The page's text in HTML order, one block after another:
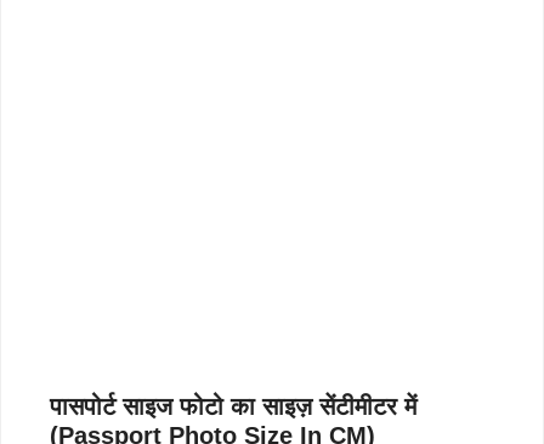
पासपोर्ट साइज फोटो का साइज़ सेंटीमीटर में
(Passport Photo Size In CM)